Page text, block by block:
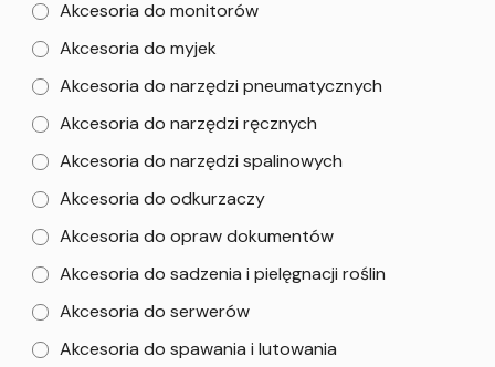
Akcesoria do monitorów
Akcesoria do myjek
Akcesoria do narzędzi pneumatycznych
Akcesoria do narzędzi ręcznych
Akcesoria do narzędzi spalinowych
Akcesoria do odkurzaczy
Akcesoria do opraw dokumentów
Akcesoria do sadzenia i pielęgnacji roślin
Akcesoria do serwerów
Akcesoria do spawania i lutowania